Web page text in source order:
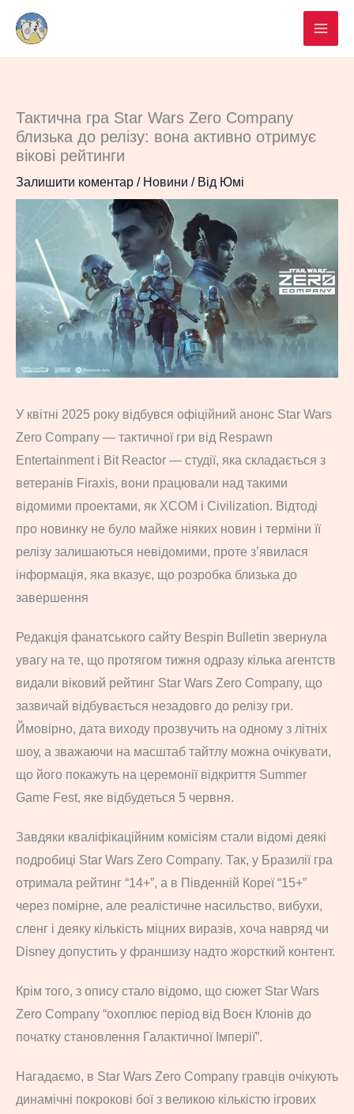
Перейти
вмісту
Тактична гра Star Wars Zero Company
близька до релізу: вона активно отримує
вікові рейтинги
Залишити коментар / Новини / Від Юмі
У квітні 2025 року відбувся офіційний анонс Star Wars
Zero Company — тактичної гри від Respawn
Entertainment і Bit Reactor — студії, яка складається з
ветеранів Firaxis, вони працювали над такими
відомими проектами, як XCOM і Civilization. Відтоді
про новинку не було майже ніяких новин і терміни її
релізу залишаються невідомими, проте з’явилася
інформація, яка вказує, що розробка близька до
завершення
Редакція фанатського сайту Bespin Bulletin звернула
увагу на те, що протягом тижня одразу кілька агентств
видали віковий рейтинг Star Wars Zero Company, що
зазвичай відбувається незадовго до релізу гри.
Ймовірно, дата виходу прозвучить на одному з літніх
шоу, а зважаючи на масштаб тайтлу можна очікувати,
що його покажуть на церемонії відкриття Summer
Game Fest, яке відбудеться 5 червня.
Завдяки кваліфікаційним комісіям стали відомі деякі
подробиці Star Wars Zero Company. Так, у Бразилії гра
отримала рейтинг “14+”, а в Південній Кореї “15+”
через помірне, але реалістичне насильство, вибухи,
сленг і деяку кількість міцних виразів, хоча навряд чи
Disney допустить у франшизу надто жорсткий контент.
Крім того, з опису стало відомо, що сюжет Star Wars
Zero Company “охоплює період від Воєн Клонів до
початку становлення Галактичної Імперії”.
Нагадаємо, в Star Wars Zero Company гравців очікують
динамічні покрокові бої з великою кількістю ігрових